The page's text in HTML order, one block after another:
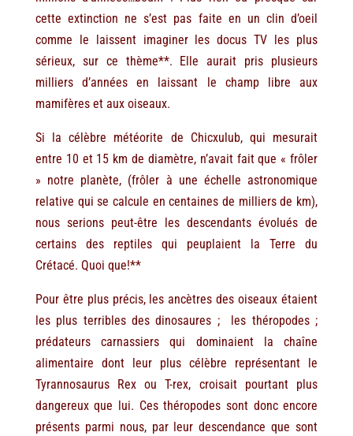
cette extinction ne s’est pas faite en un clin d’oeil
comme le laissent imaginer les docus TV les plus
sérieux, sur ce thème**. Elle aurait pris plusieurs
milliers d’années en laissant le champ libre aux
mamifères et aux oiseaux.
Si la célèbre météorite de Chicxulub, qui mesurait
entre 10 et 15 km de diamètre, n’avait fait que « frôler
» notre planète, (frôler à une échelle astronomique
relative qui se calcule en centaines de milliers de km),
nous serions peut-être les descendants évolués de
certains des reptiles qui peuplaient la Terre du
Crétacé. Quoi que!**
Pour être plus précis, les ancètres des oiseaux étaient
les plus terribles des dinosaures ; les théropodes ;
prédateurs carnassiers qui dominaient la chaîne
alimentaire dont leur plus célèbre représentant le
Tyrannosaurus Rex ou T-rex, croisait pourtant plus
dangereux que lui. Ces théropodes sont donc encore
présents parmi nous, par leur descendance que sont